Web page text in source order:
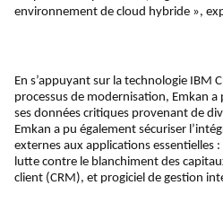
environnement de cloud hybride »,
En s’appuyant sur la technologie IBM
processus de modernisation, Emkan
ses données critiques provenant de
Emkan a pu également sécuriser
externes aux applications essentielles
lutte contre le blanchiment des
client (CRM), et progiciel de gestion